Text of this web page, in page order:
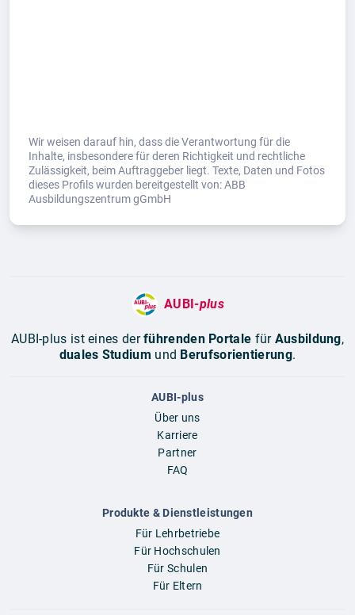
Wir weisen darauf hin, dass die Verantwortung für die
Inhalte, insbesondere für deren Richtigkeit und rechtliche
Zulässigkeit, beim Auftraggeber liegt. Texte, Daten und Fotos
dieses Profils wurden bereitgestellt von: ABB
Ausbildungszentrum gGmbH
AUBI-plus
AUBI-plus ist eines derführenden Portale für Ausbildung,
duales Studium und Berufsorientierung.
AUBI-plus
Über uns
Karriere
Partner
FAQ
Produkte & Dienstleistungen
Für Lehrbetriebe
Für Hochschulen
Für Schulen
Für Eltern